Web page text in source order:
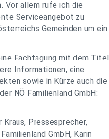
Vor allem rufe ich die
Serviceangebot zu
Gemeinden um ein
Fachtagung mit dem Titel
Informationen, eine
sowie in Kürze auch die
NÖ Familienland GmbH:
Pressesprecher,
GmbH, Karin